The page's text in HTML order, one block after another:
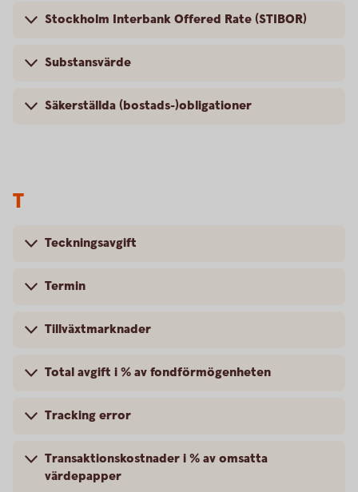
Stockholm Interbank Offered Rate (STIBOR)
Substansvärde
Säkerställda (bostads-)obligationer
T
Teckningsavgift
Termin
Tillväxtmarknader
Total avgift i % av fondförmögenheten
Tracking error
Transaktionskostnader i % av omsatta
värdepapper